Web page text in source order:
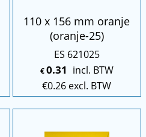
110 x 156 mm oranje
(oranje-25)
ES 621025
€0.31 incl. BTW
€0.26 excl. BTW